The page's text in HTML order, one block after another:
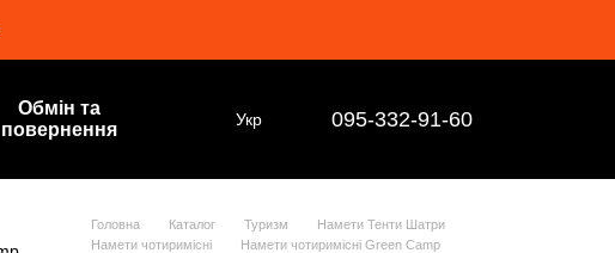
Обмін та
повернення
Укр 095-332-91-60
Головна Каталог Туризм
Намети Тенти Шатри
Намети чотиримісні
Намети чотиримісні Green Camp